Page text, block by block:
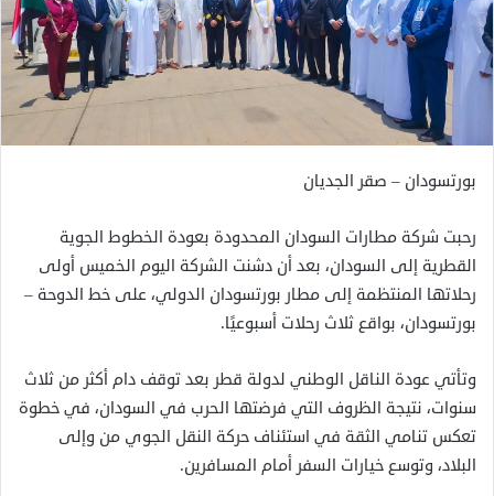
بورتسودان – صقر الجديان
رحبت شركة مطارات السودان المحدودة بعودة الخطوط الجوية
القطرية إلى السودان، بعد أن دشنت الشركة اليوم الخميس أولى
رحلاتها المنتظمة إلى مطار بورتسودان الدولي، على خط الدوحة –
بورتسودان، بواقع ثلاث رحلات أسبوعيًا.
وتأتي عودة الناقل الوطني لدولة قطر بعد توقف دام أكثر من ثلاث
سنوات، نتيجة الظروف التي فرضتها الحرب في السودان، في خطوة
تعكس تنامي الثقة في استئناف حركة النقل الجوي من وإلى
البلاد، وتوسع خيارات السفر أمام المسافرين.